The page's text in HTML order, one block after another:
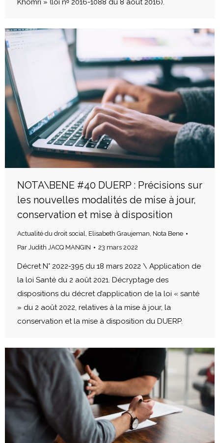
Khomri » (loi nᵒ 2016-1088 du 8 août 2016).
NOTA\BENE #40 DUERP : Précisions sur
les nouvelles modalités de mise à jour,
conservation et mise à disposition
Actualité du droit social, Elisabeth Graujeman, Nota Bene
Par Judith JACQ MANGIN 23 mars 2022
Décret N° 2022-395 du 18 mars 2022 \ Application de
la loi Santé du 2 août 2021. Décryptage des
dispositions du décret d’application de la loi « santé
» du 2 août 2022, relatives à la mise à jour, la
conservation et la mise à disposition du DUERP.